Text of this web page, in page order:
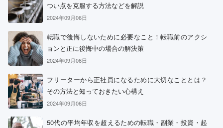
つい点を克服する方法などを解説
2024年09月06日
転職で後悔しないために必要なこと！転職前のアクシ
ョンと正に後悔中の場合の解決策
2024年09月06日
フリーターから正社員になるために大切なこととは？
その方法と知っておきたい心構え
2024年09月06日
50代の平均年収を超えるための転職・副業・投資・起